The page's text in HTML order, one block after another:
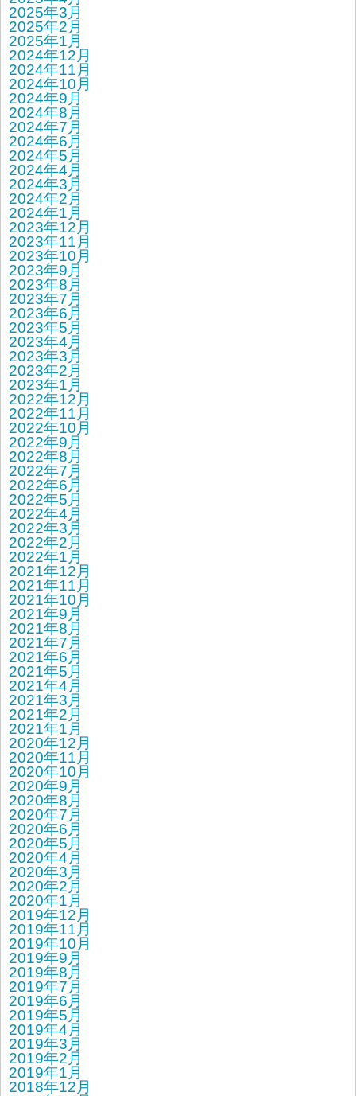
2025年3月
2025年2月
2025年1月
2024年12月
2024年11月
2024年10月
2024年9月
2024年8月
2024年7月
2024年6月
2024年5月
2024年4月
2024年3月
2024年2月
2024年1月
2023年12月
2023年11月
2023年10月
2023年9月
2023年8月
2023年7月
2023年6月
2023年5月
2023年4月
2023年3月
2023年2月
2023年1月
2022年12月
2022年11月
2022年10月
2022年9月
2022年8月
2022年7月
2022年6月
2022年5月
2022年4月
2022年3月
2022年2月
2022年1月
2021年12月
2021年11月
2021年10月
2021年9月
2021年8月
2021年7月
2021年6月
2021年5月
2021年4月
2021年3月
2021年2月
2021年1月
2020年12月
2020年11月
2020年10月
2020年9月
2020年8月
2020年7月
2020年6月
2020年5月
2020年4月
2020年3月
2020年2月
2020年1月
2019年12月
2019年11月
2019年10月
2019年9月
2019年8月
2019年7月
2019年6月
2019年5月
2019年4月
2019年3月
2019年2月
2019年1月
2018年12月